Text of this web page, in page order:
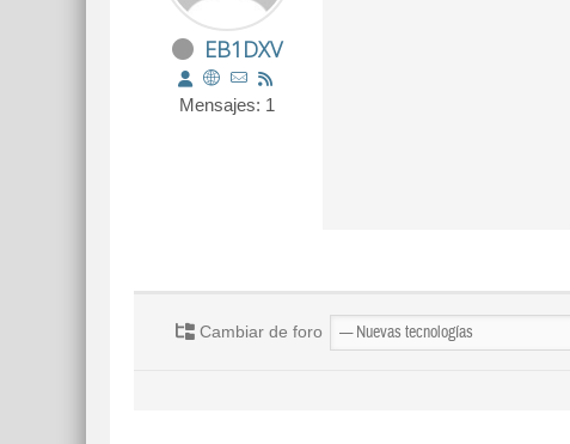
EB1DXV
Mensajes: 1
Cambiar de foro